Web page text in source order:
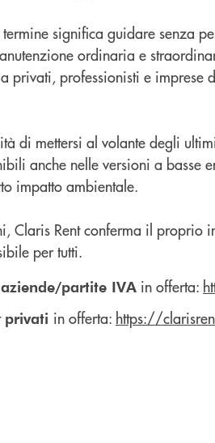
significa guidare senza
ordinaria e
privati, professionisti e imprese
di mettersi al volante degli
anche nelle versioni a basse
impatto ambientale.
Claris Rent conferma il proprio
per tutti.
aziende/partite IVA in offerta:
privati in offerta: https://